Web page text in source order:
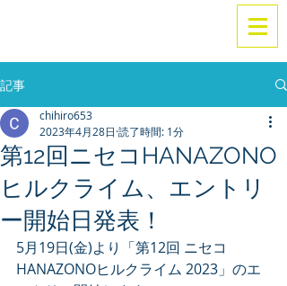
記事
第12回ニセコHANAZONO
ヒルクライム、エントリ
ー開始日発表！
chihiro653
2023年4月28日 読了時間: 1分
5月19日(金)より「第12回 ニセコ
HANAZONOヒルクライム 2023」のエ